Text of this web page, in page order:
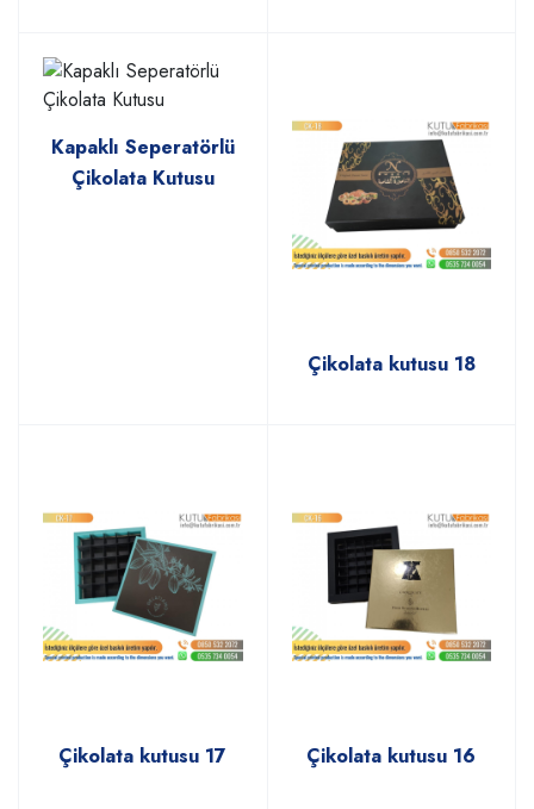
Kapaklı Seperatörlü
Çikolata Kutusu
Çikolata kutusu 18
Çikolata kutusu 17 Çikolata kutusu 16